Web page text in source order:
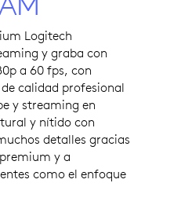
Logitech
y graba con
a 60 fps, con
calidad profesional
y streaming en
y nítido con
detalles gracias
y a
como el enfoque